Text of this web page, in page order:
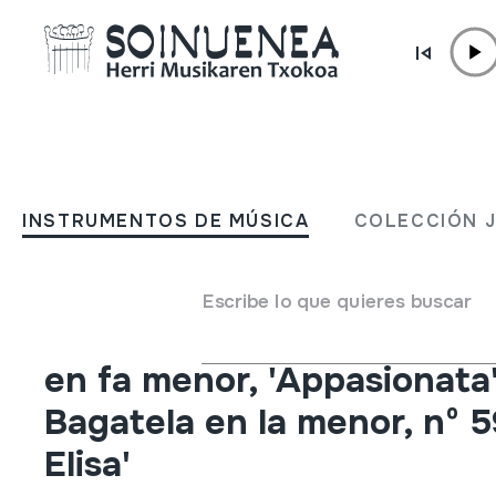
INSTRUMENTOS DE MÚSICA COLECCIÓN
Escribe lo que quieres buscar
Ludwig van Beethoven;
'Claro de luna'; Sonata nº
en fa menor,
Bagatela en la menor, nº
Elisa'